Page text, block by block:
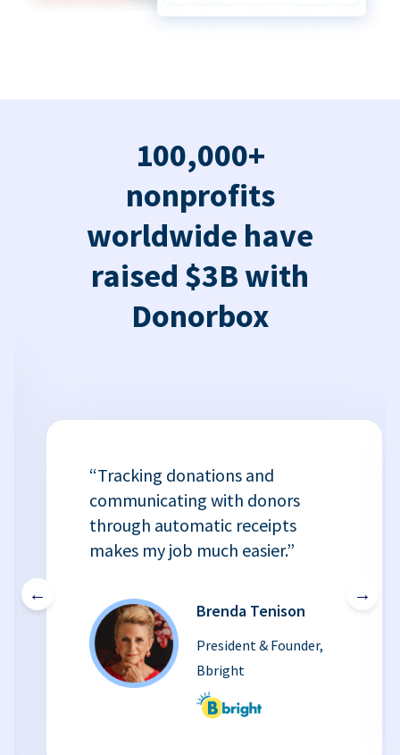
100,000+
nonprofits
worldwide have
raised $3B with
Donorbox
←
“Tracking donations and
communicating with donors
through automatic receipts
makes my job much easier.”
Brenda Tenison
President & Founder,
Bbright
→